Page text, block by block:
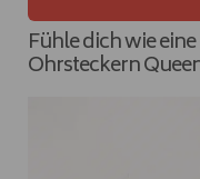
Fühle dich wie
Ohrsteckern